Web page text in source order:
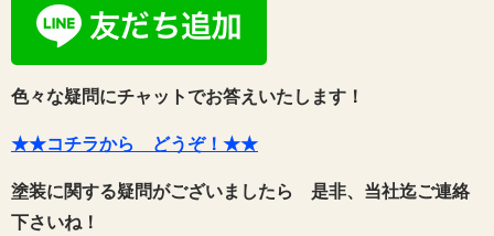
色々な疑問にチャットでお答えいたします！
★★コチラから どうぞ！★★
塗装に関する疑問がございましたら 是非、当社迄ご連絡
下さいね！